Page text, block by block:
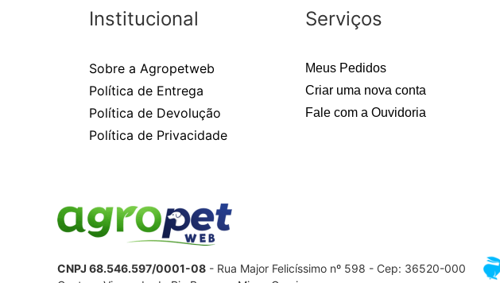
Institucional
Sobre a Agropetweb
Política de Entrega
Política de Devolução
Política de Privacidade
Serviços
Meus Pedidos
Criar uma nova conta
Fale com a Ouvidoria
CNPJ 68.546.597/0001-08 - Rua Major Felicíssimo nº 598 - Cep: 36520-000